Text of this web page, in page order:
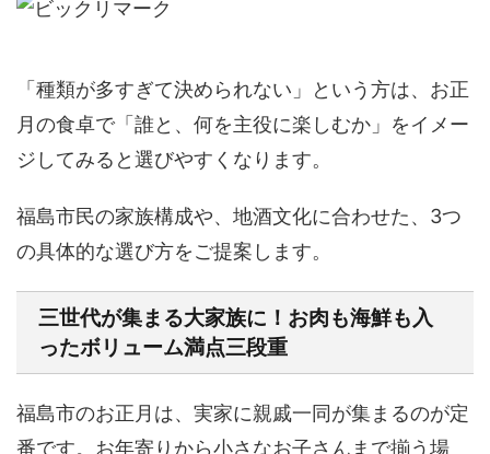
「種類が多すぎて決められない」という方は、お正
月の食卓で「誰と、何を主役に楽しむか」をイメー
ジしてみると選びやすくなります。
福島市民の家族構成や、地酒文化に合わせた、 3つ
の具体的な選び方をご提案します。
三世代が集まる大家族に！お肉も海鮮も入
ったボリューム満点三段重
福島市のお正月は、実家に親戚一同が集まるのが定
番です。お年寄りから小さなお子さんまで揃う場